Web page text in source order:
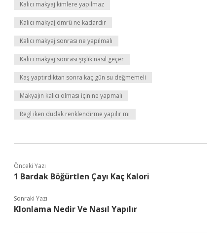
Kalıcı makyaj kimlere yapılmaz
Kalıcı makyaj ömrü ne kadardır
Kalıcı makyaj sonrası ne yapılmalı
Kalıcı makyaj sonrası şişlik nasıl geçer
Kaş yaptırdıktan sonra kaç gün su değmemeli
Makyajın kalıcı olması için ne yapmalı
Regl iken dudak renklendirme yapılır mı
Önceki Yazı
1 Bardak Böğürtlen Çayı Kaç Kalori
Sonraki Yazı
Klonlama Nedir Ve Nasıl Yapılır